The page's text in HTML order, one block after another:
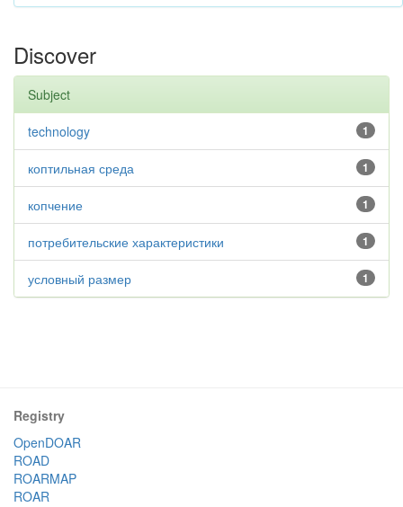
Discover
Subject
1
technology
1
коптильная среда
1
копчение
1
потребительские характеристики
1
условный размер
Registry
OpenDOAR
ROAD
ROARMAP
ROAR